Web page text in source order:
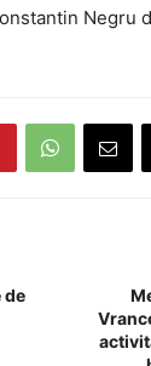
Negru
de